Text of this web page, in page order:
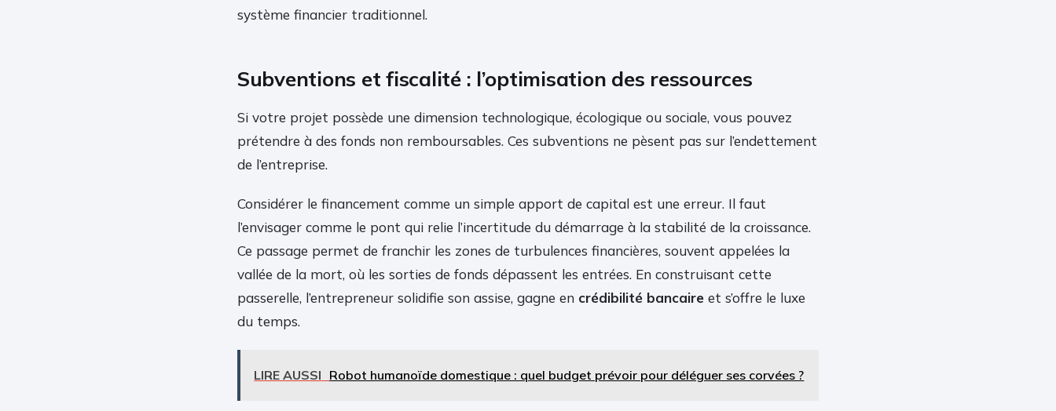
système financier traditionnel.
Subventions et fiscalité : l’optimisation des ressources
Si votre projet possède une dimension technologique, écologique ou sociale, vous pouvez
prétendre à des fonds non remboursables. Ces subventions ne pèsent pas sur l’endettement
de l’entreprise.
Considérer le financement comme un simple apport de capital est une erreur. Il faut
l’envisager comme le pont qui relie l’incertitude du démarrage à la stabilité de la croissance.
Ce passage permet de franchir les zones de turbulences financières, souvent appelées la
vallée de la mort, où les sorties de fonds dépassent les entrées. En construisant cette
passerelle, l’entrepreneur solidifie son assise, gagne en crédibilité bancaire et s’offre le luxe
du temps.
LIRE AUSSI Robot humanoïde domestique : quel budget prévoir pour déléguer ses corvées ?